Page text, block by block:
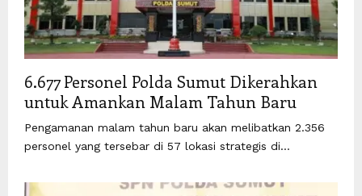
6.677 Personel Polda Sumut Dikerahkan
untuk Amankan Malam Tahun Baru
Pengamanan malam tahun baru akan melibatkan 2.356
personel yang tersebar di 57 lokasi strategis di...